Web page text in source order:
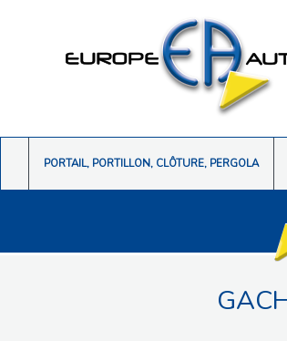
PORTAIL, PORTILLON, CLÔTURE, PERGOLA